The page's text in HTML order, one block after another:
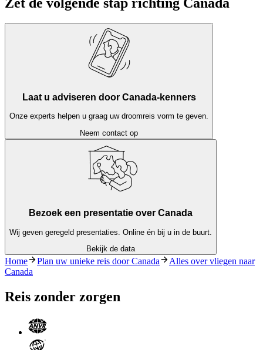
Zet de volgende stap richting Canada
Laat u adviseren door Canada-kenners
Onze experts helpen u graag uw droomreis vorm te geven.
Neem contact op
Bezoek een presentatie over Canada
Wij geven geregeld presentaties. Online én bij u in de buurt.
Bekijk de data
Home Plan uw unieke reis door Canada
Alles over vliegen naar
Canada
Reis zonder zorgen